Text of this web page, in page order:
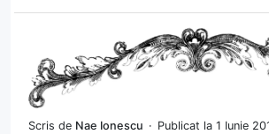
Scris de Nae Ionescu Publicat la 1 Iunie